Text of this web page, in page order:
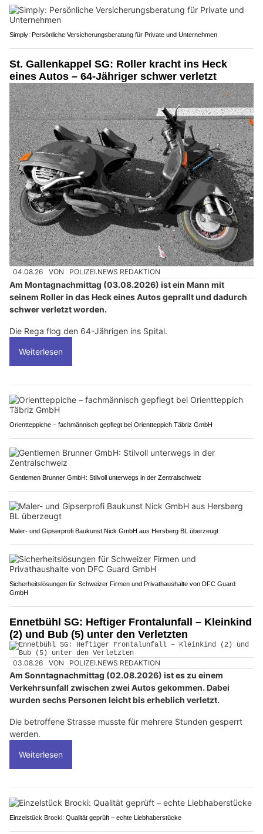
Simply: Persönliche Versicherungsberatung für Private und Unternehmen
St. Gallenkappel SG: Roller kracht ins Heck
eines Autos – 64-Jähriger schwer verletzt
04.08.26 VON POLIZEI.NEWS REDAKTION
Am Montagnachmittag (03.08.2026) ist ein Mann mit
seinem Roller in das Heck eines Autos geprallt und dadurch
schwer verletzt worden.
Die Rega flog den 64-Jährigen ins Spital.
Weiterlesen
Orientteppiche – fachmännisch gepflegt bei Orientteppich Täbriz GmbH
Gentlemen Brunner GmbH: Stilvoll unterwegs in der Zentralschweiz
Maler- und Gipserprofi Baukunst Nick GmbH aus Hersberg BL überzeugt
Sicherheitslösungen für Schweizer Firmen und Privathaushalte von DFC Guard
GmbH
Ennetbühl SG: Heftiger Frontalunfall – Kleinkind
(2) und Bub (5) unter den Verletzten
03.08.26 VON POLIZEI.NEWS REDAKTION
Am Sonntagnachmittag (02.08.2026) ist es zu einem
Verkehrsunfall zwischen zwei Autos gekommen. Dabei
wurden sechs Personen leicht bis erheblich verletzt.
Die betroffene Strasse musste für mehrere Stunden gesperrt
werden.
Weiterlesen
Einzelstück Brocki: Qualität geprüft – echte Liebhaberstücke